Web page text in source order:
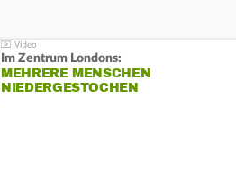
Im Zentrum Londons:
MEHRERE MENSCHEN
NIEDERGESTOCHEN